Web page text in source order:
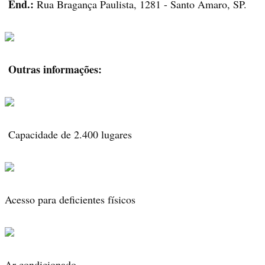
End.: Rua Bragança Paulista, 1281 - Santo Amaro, SP.
Outras informações:
Capacidade de 2.400 lugares
Acesso para deficientes físicos